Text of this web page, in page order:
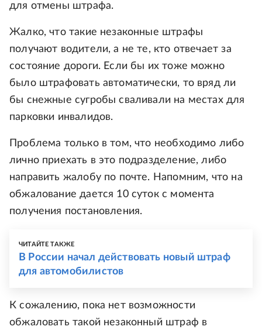
для отмены штрафа.
Жалко, что такие незаконные штрафы
получают водители, а не те, кто отвечает за
состояние дороги. Если бы их тоже можно
было штрафовать автоматически, то вряд ли
бы снежные сугробы сваливали на местах для
парковки инвалидов.
Проблема только в том, что необходимо либо
лично приехать в это подразделение, либо
направить жалобу по почте. Напомним, что на
обжалование дается 10 суток с момента
получения постановления.
ЧИТАЙТЕ ТАКЖЕ
В России начал действовать новый штраф
для автомобилистов
К сожалению, пока нет возможности
обжаловать такой незаконный штраф в